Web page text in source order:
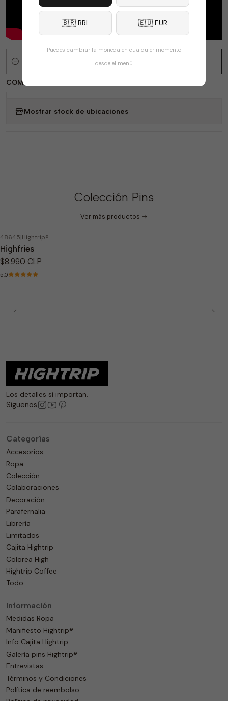
Cantidad
Comprar ahora
COMPARTIR
|
Mostrar stock de ubicaciones
Colección Pins
Ver más productos
48645|Hightrip®
Highfries
$8.990 CLP
5.0
Los detalles sí importan.
Síguenos
Categorías
Accesorios
Ropa
Colección
Colaboraciones
Decoración
Parafernalia
Librería
Limitados
Cajita Hightrip
Colorea High
Hightrip Coffee
Todo
Información
Medidas Ropa
Manifiesto Hightrip®
Info Cajita Hightrip
Galería pins Hightrip®
Entrevistas
Términos y Condiciones
Política de reembolso
🇧🇷 BRL 🇪🇺 EUR
Puedes cambiar la moneda en cualquier momento
desde el menú